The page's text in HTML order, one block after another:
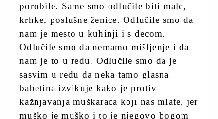
porobile. Same smo odlučile biti male,
krhke, poslušne ženice. Odlučile smo da
nam je mesto u kuhinji i s decom.
Odlučile smo da nemamo mišljenje i da
nam je to u redu. Odlučile smo da je
sasvim u redu da neka tamo glasna
babetina izvikuje kako je protiv
kažnjavanja muškaraca koji nas mlate, jer
muško je muško i to je njegovo bogom